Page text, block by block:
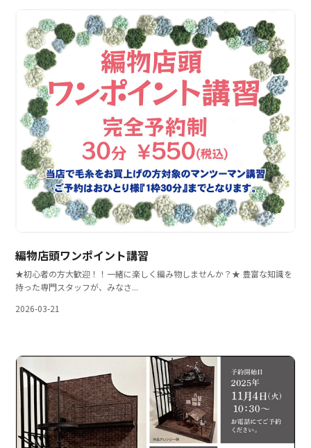
2026-03-21
編物店頭ワンポイント講習
★初心者の方大歓迎！！一緒に楽しく編み物しませんか？★ 豊富な知識を
持った専門スタッフが、みなさ...